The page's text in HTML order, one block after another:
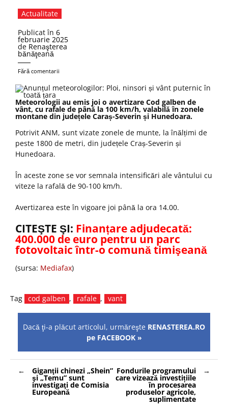
Actualitate
Publicat în 6
februarie 2025
de Renaşterea
bănăţeană
Fără comentarii
Meteorologii au emis joi o avertizare Cod galben de
vânt, cu rafale de până la 100 km/h, valabilă în zonele
montane din județele Caraș-Severin și Hunedoara.
Potrivit ANM, sunt vizate zonele de munte, la înălțimi de
peste 1800 de metri, din județele Craș-Severin și
Hunedoara.
În aceste zone se vor semnala intensificări ale vântului cu
viteze la rafală de 90-100 km/h.
Avertizarea este în vigoare joi până la ora 14.00.
CITEŞTE ŞI: Finanțare adjudecată:
400.000 de euro pentru un parc
fotovoltaic într-o comună timişeană
(sursa: Mediafax)
Tag cod galben , rafale , vant
Dacă ţi-a plăcut articolul, urmăreşte RENASTEREA.RO
pe FACEBOOK »
Navigare
în
articole
Giganţii chinezi „Shein”
şi „Temu” sunt
investigaţi de Comisia
Europeană
Fondurile programului
care vizează investițiile
în procesarea
produselor agricole,
suplimentate